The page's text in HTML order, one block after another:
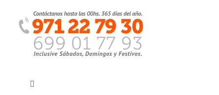
contenido
Toggle